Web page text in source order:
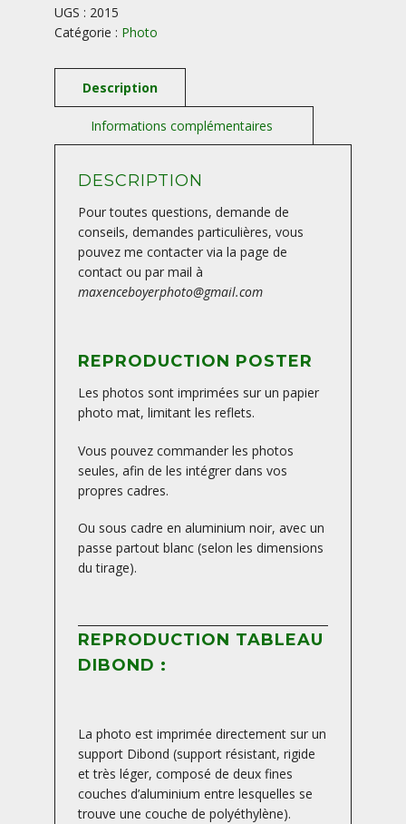
DE-
SANG-
ECLIPSE-
UGS : 2015
Catégorie : Photo
DESCRIPTION
Pour toutes questions, demande de
conseils, demandes particulières, vous
pouvez me contacter via la page de
contact ou par mail à
maxenceboyerphoto@gmail.com
REPRODUCTION POSTER
Les photos sont imprimées sur un papier
photo mat, limitant les reflets.
Vous pouvez commander les photos
seules, afin de les intégrer dans vos
propres cadres.
Ou sous cadre en aluminium noir, avec un
passe partout blanc (selon les dimensions
du tirage).
REPRODUCTION TABLEAU
DIBOND :
La photo est imprimée directement sur un
support Dibond (support résistant, rigide
et très léger, composé de deux fines
couches d’aluminium entre lesquelles se
trouve une couche de polyéthylène).